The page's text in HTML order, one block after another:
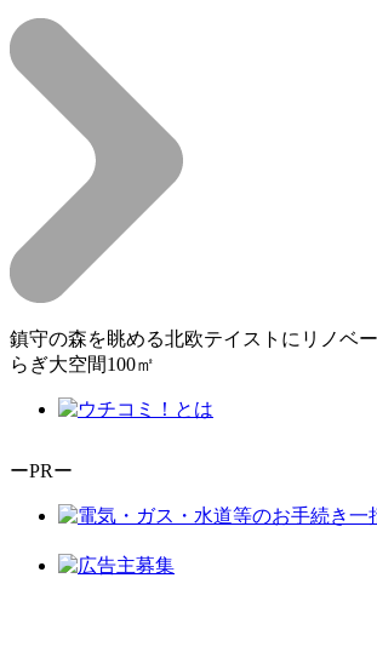
鎮守の森を眺める北欧テイストにリノベ
らぎ大空間100㎡
ーPRー